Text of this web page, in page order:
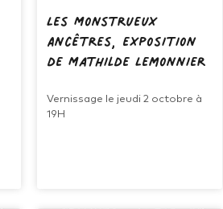
Les Monstrueux
Ancêtres, exposition
de Mathilde Lemonnier
Vernissage le jeudi 2 octobre à
19H